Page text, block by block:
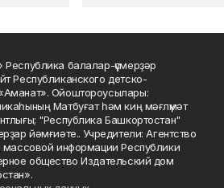
балалар-үҫмерҙәр
Республиканского детско-
Ойоштороусылары:
Матбуғат һәм киң мәғлүмәт
"Республика Башкортостан"
йәмғиәте.. Учредители: Агентство
массовой информации Республики
общество Издательский дом